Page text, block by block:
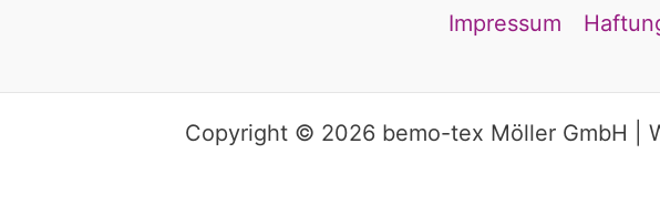
Impressum
Copyright © 2026 bemo-tex Möller GmbH |